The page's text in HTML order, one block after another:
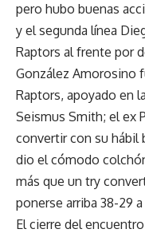
pero hubo buenas
y el segunda línea
Raptors al frente por
González Amorosino
Raptors, apoyado en
Seismus Smith; el ex
convertir con su hábil
dio el cómodo
más que un try
ponerse arriba 38-29
El cierre del